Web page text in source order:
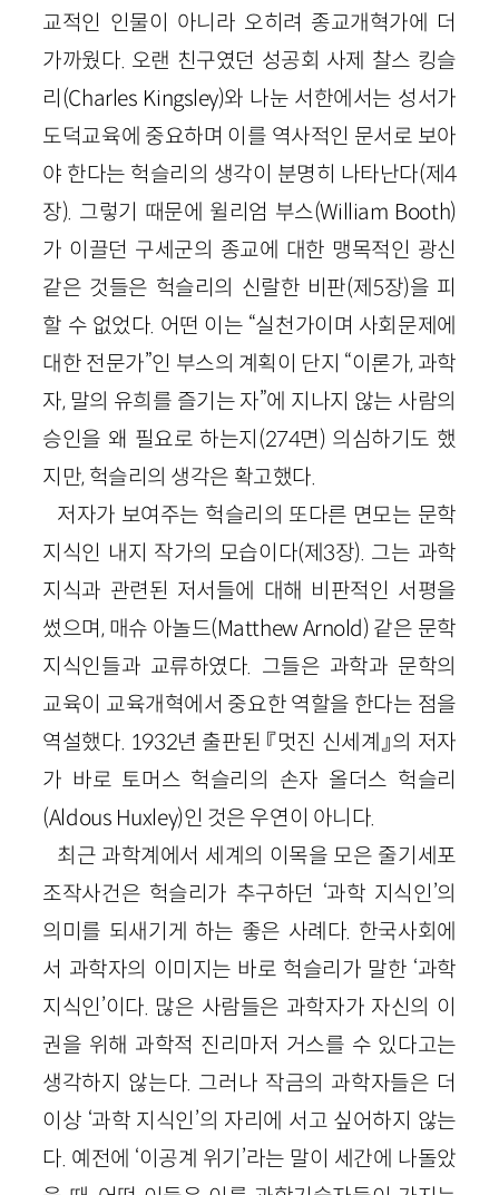
교적인 인물이 아니라 오히려 종교개혁가에 더
가까웠다. 오랜 친구였던 성공회 사제 찰스 킹슬
리(Charles Kingsley)와 나눈 서한에서는 성서가
도덕교육에 중요하며 이를 역사적인 문서로 보아
야 한다는 헉슬리의 생각이 분명히 나타난다(제4
장). 그렇기 때문에 윌리엄 부스(William Booth)
가 이끌던 구세군의 종교에 대한 맹목적인 광신
같은 것들은 헉슬리의 신랄한 비판(제5장)을 피
할 수 없었다. 어떤 이는 “실천가이며 사회문제에
대한 전문가”인 부스의 계획이 단지 “이론가, 과학
자, 말의 유희를 즐기는 자”에 지나지 않는 사람의
승인을 왜 필요로 하는지(274면) 의심하기도 했
지만, 헉슬리의 생각은 확고했다.
저자가 보여주는 헉슬리의 또다른 면모는 문학
지식인 내지 작가의 모습이다(제3장). 그는 과학
지식과 관련된 저서들에 대해 비판적인 서평을
썼으며, 매슈 아놀드(Matthew Arnold) 같은 문학
지식인들과 교류하였다. 그들은 과학과 문학의
교육이 교육개혁에서 중요한 역할을 한다는 점을
역설했다. 1932년 출판된 『멋진 신세계』의 저자
가 바로 토머스 헉슬리의 손자 올더스 헉슬리
(Aldous Huxley)인 것은 우연이 아니다.
최근 과학계에서 세계의 이목을 모은 줄기세포
조작사건은 헉슬리가 추구하던 ‘과학 지식인’의
의미를 되새기게 하는 좋은 사례다. 한국사회에
서 과학자의 이미지는 바로 헉슬리가 말한 ‘과학
지식인’이다. 많은 사람들은 과학자가 자신의 이
권을 위해 과학적 진리마저 거스를 수 있다고는
생각하지 않는다. 그러나 작금의 과학자들은 더
이상 ‘과학 지식인’의 자리에 서고 싶어하지 않는
다. 예전에 ‘이공계 위기’라는 말이 세간에 나돌았